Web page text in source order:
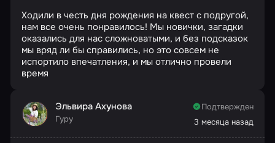
Ходили в честь дня рождения на квест с подругой,
нам все очень понравилось! Мы новички, загадки
оказались для нас сложноватыми, и без подсказок
мы вряд ли бы справились, но это совсем не
испортило впечатления, и мы отлично провели
время
Эльвира Ахунова
Гуру
Подтвержден
3 месяца назад